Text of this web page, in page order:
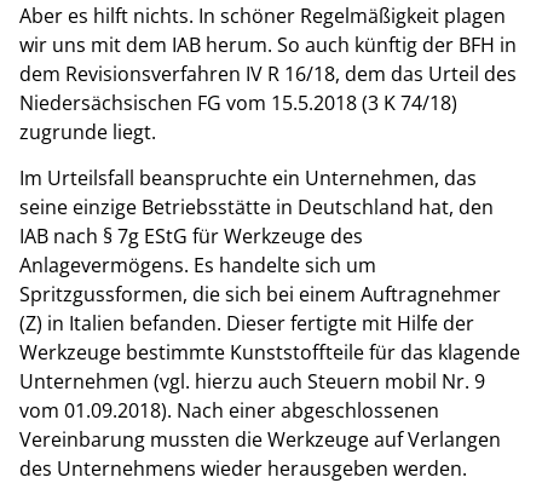
Aber es hilft nichts. In schöner Regelmäßigkeit plagen
wir uns mit dem IAB herum. So auch künftig der BFH in
dem Revisionsverfahren IV R 16/18, dem das Urteil des
Niedersächsischen FG vom 15.5.2018 (3 K 74/18)
zugrunde liegt.
Im Urteilsfall beanspruchte ein Unternehmen, das
seine einzige Betriebsstätte in Deutschland hat, den
IAB nach § 7g EStG für Werkzeuge des
Anlagevermögens. Es handelte sich um
Spritzgussformen, die sich bei einem Auftragnehmer
(Z) in Italien befanden. Dieser fertigte mit Hilfe der
Werkzeuge bestimmte Kunststoffteile für das klagende
Unternehmen (vgl. hierzu auch Steuern mobil Nr. 9
vom 01.09.2018). Nach einer abgeschlossenen
Vereinbarung mussten die Werkzeuge auf Verlangen
des Unternehmens wieder herausgeben werden.